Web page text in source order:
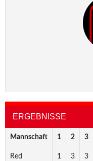
ERGEBNISSE
Mannschaft 1 2 3
Red
1 3 3